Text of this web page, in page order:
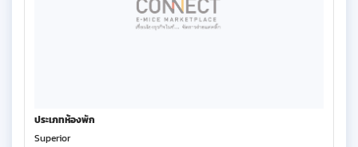
ประเภทห้องพัก
Superior